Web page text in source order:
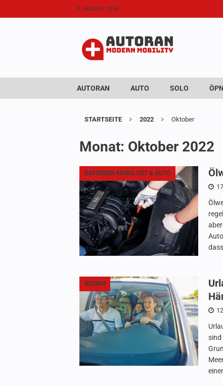
8. AUGUST 2026
AUTORAN AUTO SOLO
STARTSEITE 2022 Oktober
Monat: Oktober 2022
RATGEBER MOBILITÄT & AUTO
REISEN
sind